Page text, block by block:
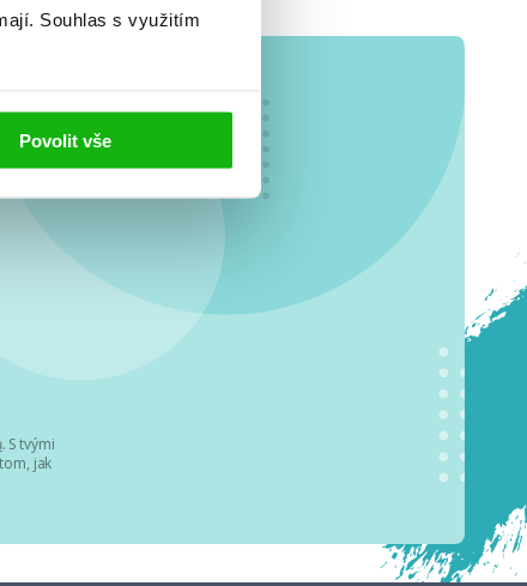
Souhlas s využitím
Povolit vše
. S tvými
jak